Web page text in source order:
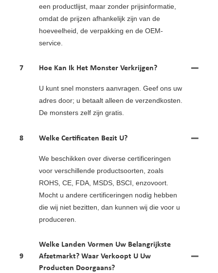
een productlijst, maar zonder prijsinformatie,
omdat de prijzen afhankelijk zijn van de
hoeveelheid, de verpakking en de OEM-
service.
7 Hoe Kan Ik Het Monster Verkrijgen?
U kunt snel monsters aanvragen. Geef ons uw
adres door; u betaalt alleen de verzendkosten.
De monsters zelf zijn gratis.
8 Welke Certificaten Bezit U?
We beschikken over diverse certificeringen
voor verschillende productsoorten, zoals
ROHS, CE, FDA, MSDS, BSCI, enzovoort.
Mocht u andere certificeringen nodig hebben
die wij niet bezitten, dan kunnen wij die voor u
produceren.
9
Welke Landen Vormen Uw Belangrijkste
Afzetmarkt? Waar Verkoopt U Uw
Producten Doorgaans?